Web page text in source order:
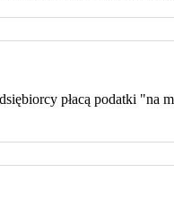
płacą podatki "na